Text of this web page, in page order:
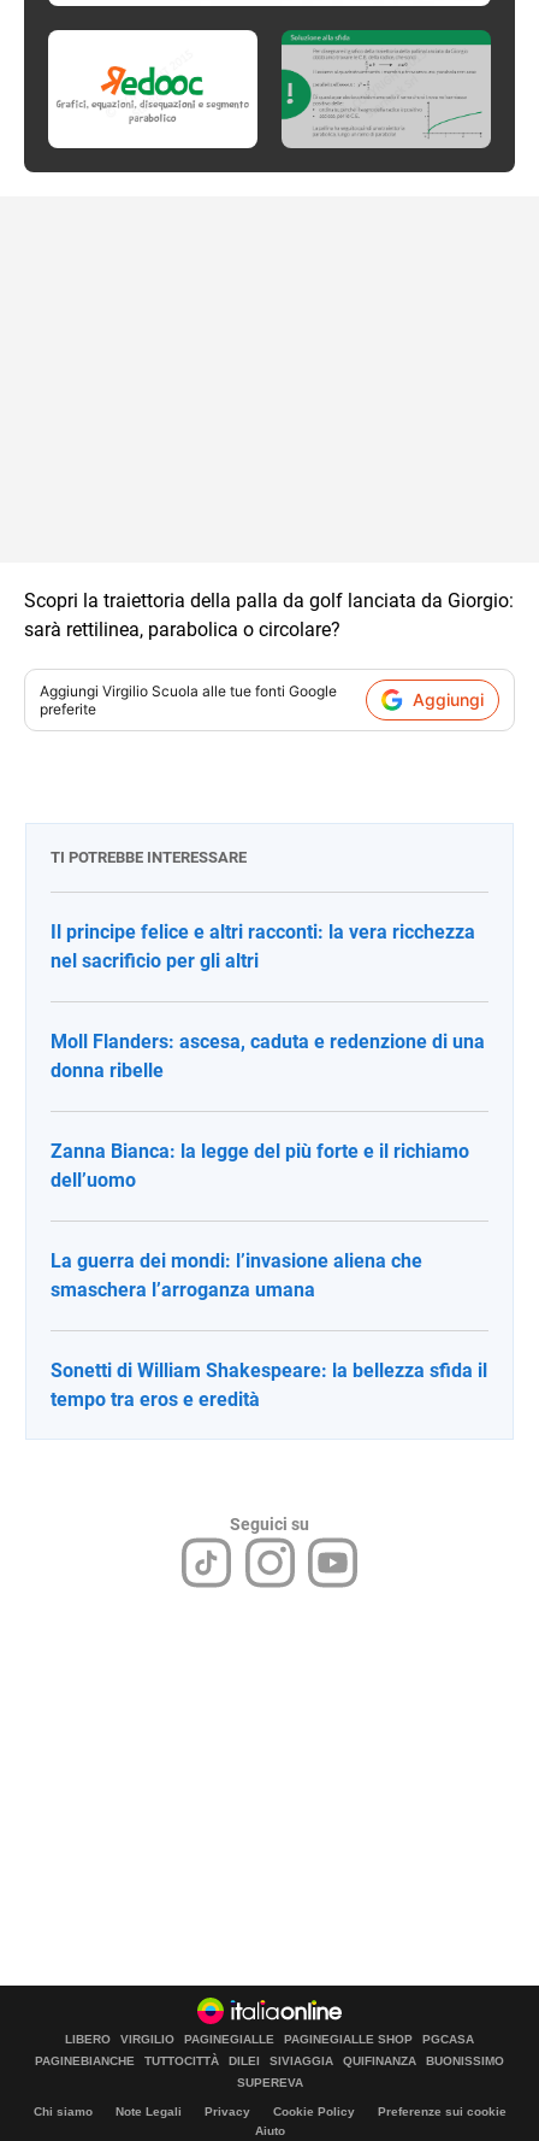
Scopri la traiettoria della palla da golf lanciata da Giorgio:
sarà rettilinea, parabolica o circolare?
Aggiungi Virgilio Scuola alle tue fonti Google
preferite
Aggiungi
TI POTREBBE INTERESSARE
Il principe felice e altri racconti: la vera ricchezza
nel sacrificio per gli altri
Moll Flanders: ascesa, caduta e redenzione di una
donna ribelle
Zanna Bianca: la legge del più forte e il richiamo
dell’uomo
La guerra dei mondi: l’invasione aliena che
smaschera l’arroganza umana
Sonetti di William Shakespeare: la bellezza sfida il
tempo tra eros e eredità
Seguici su
LIBERO VIRGILIO PAGINEGIALLE PAGINEGIALLE SHOP
PGCASA
PAGINEBIANCHE
TUTTOCITTÀ DILEI SIVIAGGIA QUIFINANZA
BUONISSIMO
SUPEREVA
Chi siamo Note Legali Privacy Cookie Policy
Preferenze sui cookie
Aiuto